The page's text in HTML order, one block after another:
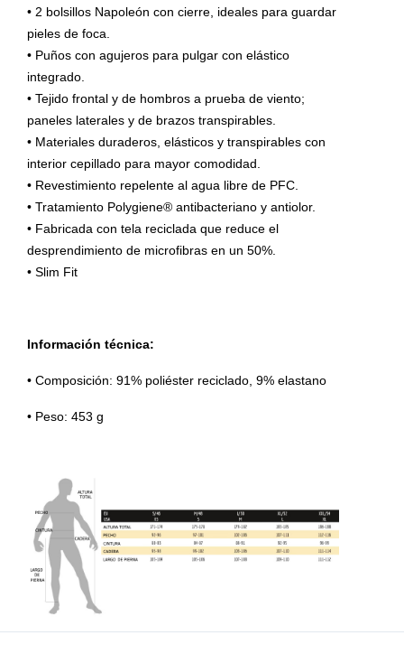
• 2 bolsillos Napoleón con cierre, ideales para guardar
pieles de foca.
• Puños con agujeros para pulgar con elástico
integrado.
• Tejido frontal y de hombros a prueba de viento;
paneles laterales y de brazos transpirables.
• Materiales duraderos, elásticos y transpirables con
interior cepillado para mayor comodidad.
• Revestimiento repelente al agua libre de PFC.
• Tratamiento Polygiene® antibacteriano y antiolor.
• Fabricada con tela reciclada que reduce el
desprendimiento de microfibras en un 50%.
• Slim Fit
Información técnica:
• Composición: 91% poliéster reciclado, 9% elastano
• Peso: 453 g